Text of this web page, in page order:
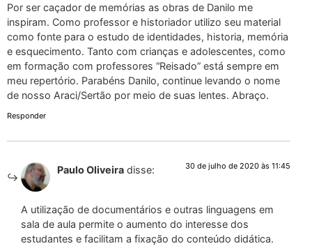
Por ser caçador de memórias as obras de Danilo me
inspiram. Como professor e historiador utilizo seu material
como fonte para o estudo de identidades, historia, memória
e esquecimento. Tanto com crianças e adolescentes, como
em formação com professores “Reisado” está sempre em
meu repertório. Parabéns Danilo, continue levando o nome
de nosso Araci/Sertão por meio de suas lentes. Abraço.
Responder
Paulo Oliveira disse: 30 de julho de 2020 às 11:45
A utilização de documentários e outras linguagens em
sala de aula permite o aumento do interesse dos
estudantes e facilitam a fixação do conteúdo didática.